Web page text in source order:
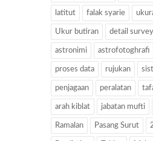
latitut falak syarie
Ukur butiran detail survey
astronimi astrofotoghrafi
proses data rujukan
penjagaan peralatan
arah kiblat jabatan mufti
Ramalan Pasang Surut